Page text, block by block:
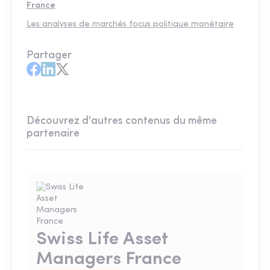
France
Les analyses de marchés focus politique monétaire
Partager
Découvrez d'autres contenus du même
partenaire
Swiss Life Asset
Managers France